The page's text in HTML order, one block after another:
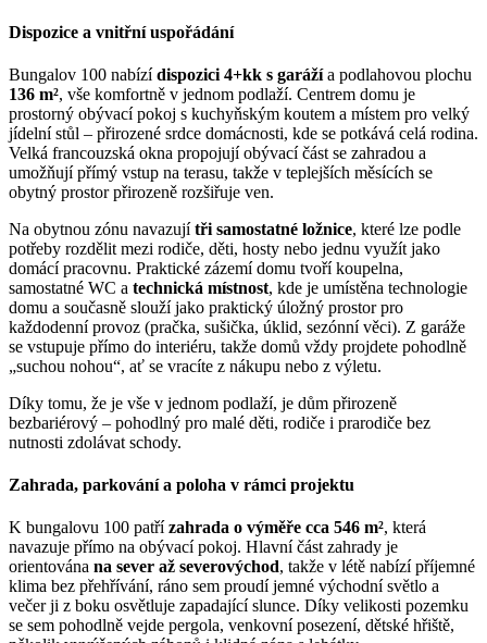
Dispozice a vnitřní uspořádání
Bungalov 100 nabízídispozici 4+kk s garážía podlahovou plochu
136 m², vše komfortně v jednom podlaží. Centrem domu je
prostorný obývací pokoj s kuchyňským koutem a místem pro velký
jídelní stůl – přirozené srdce domácnosti, kde se potkává celá rodina.
Velká francouzská okna propojují obývací část se zahradou a
umožňují přímý vstup na terasu, takže v teplejších měsících se
obytný prostor přirozeně rozšiřuje ven.
Na obytnou zónu navazujítři samostatné ložnice, které lze podle
potřeby rozdělit mezi rodiče, děti, hosty nebo jednu využít jako
domácí pracovnu. Praktické zázemí domu tvoří koupelna,
samostatné WC a technická místnost, kde je umístěna technologie
domu a současně slouží jako praktický úložný prostor pro
každodenní provoz (pračka, sušička, úklid, sezónní věci). Z garáže
se vstupuje přímo do interiéru, takže domů vždy projdete pohodlně
„suchou nohou“, ať se vracíte z nákupu nebo z výletu.
Díky tomu, že je vše v jednom podlaží, je dům přirozeně
bezbariérový – pohodlný pro malé děti, rodiče i prarodiče bez
nutnosti zdolávat schody.
Zahrada, parkování a poloha v rámci projektu
K bungalovu 100 patřízahrada o výměře cca 546 m², která
navazuje přímo na obývací pokoj. Hlavní část zahrady je
orientována na sever až severovýchod, takže v létě nabízí příjemné
klima bez přehřívání, ráno sem proudí jemné východní světlo a
večer ji z boku osvětluje zapadající slunce. Díky velikosti pozemku
se sem pohodlně vejde pergola, venkovní posezení, dětské hřiště,